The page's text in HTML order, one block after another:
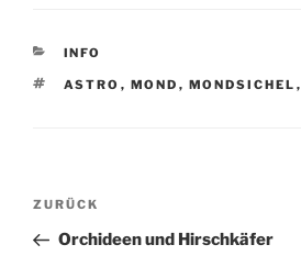
KATEGORIEN
INFO
SCHLAGWÖRTER
ASTRO , MOND , MONDSICHEL ,
Beitragsnavigation
Vorheriger
Beitrag
ZURÜCK
Orchideen und Hirschkäfer